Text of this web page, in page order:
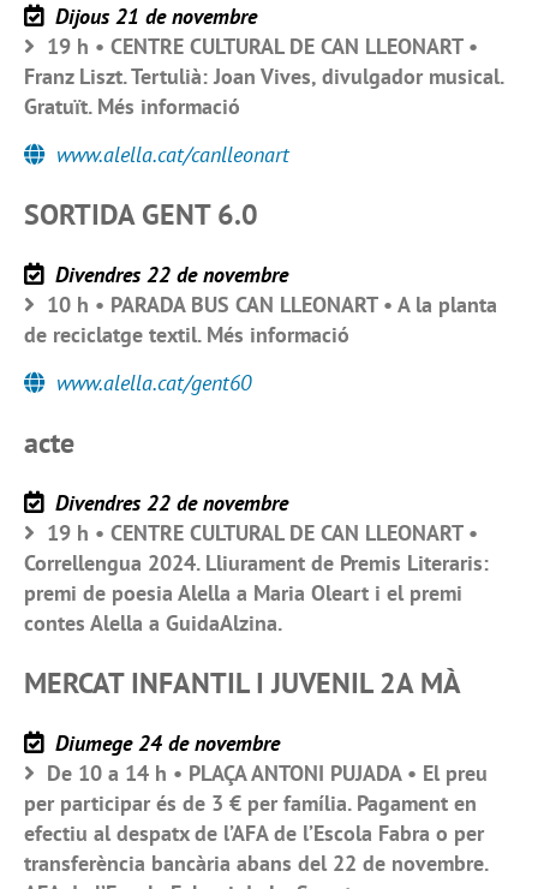
Dijous 21 de novembre
19 h • CENTRE CULTURAL DE CAN LLEONART •
Franz Liszt. Tertulià: Joan Vives, divulgador musical.
Gratuït. Més informació
www.alella.cat/canlleonart
SORTIDA GENT 6.0
Divendres 22 de novembre
10 h • PARADA BUS CAN LLEONART • A la planta
de reciclatge textil. Més informació
www.alella.cat/gent60
acte
Divendres 22 de novembre
19 h • CENTRE CULTURAL DE CAN LLEONART •
Correllengua 2024. Lliurament de Premis Literaris:
premi de poesia Alella a Maria Oleart i el premi
contes Alella a GuidaAlzina.
MERCAT INFANTIL I JUVENIL 2A MÀ
Diumege 24 de novembre
De 10 a 14 h • PLAÇA ANTONI PUJADA • El preu
per participar és de 3 € per família. Pagament en
efectiu al despatx de l’AFA de l’Escola Fabra o per
transferència bancària abans del 22 de novembre.